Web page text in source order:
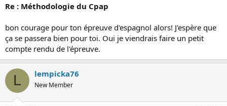
Re : Méthodologie du Cpap
bon courage pour ton épreuve d'espagnol alors! J'espère que
ça se passera bien pour toi. Oui je viendrais faire un petit
compte rendu de l'épreuve.
L lempicka76
New Member